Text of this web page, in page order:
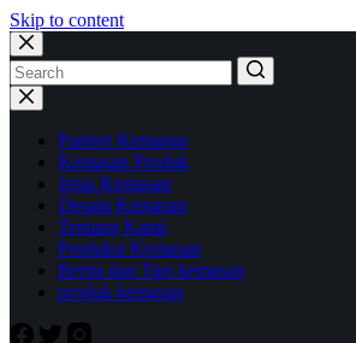
Skip to content
Partner Kemasan
Kemasan Produk
Jenis Kemasan
Desain Kemasan
Tentang Kami
Produksi Kemasan
Berita dan Tips kemasan
produk kemasan